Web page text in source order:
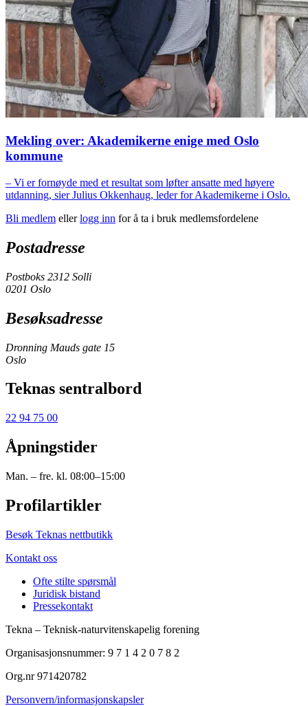
Mekling over: Akademikerne enige med Oslo
kommune
– Vi er fornøyde med et resultat som løfter ansatte med høyere
utdanning, sier Julius Okkenhaug, leder for Akademikerne i Oslo.
Bli medlem ellerlogg inn for å ta i bruk medlemsfordelene
Postadresse
Postboks 2312 Solli
0201 Oslo
Besøksadresse
Dronning Mauds gate 15
Oslo
Teknas sentralbord
22 94 75 00
Åpningstider
Man. – fre. kl. 08:00–15:00
Profilartikler
Besøk Teknas nettbutikk
Kontakt oss
Ofte stilte spørsmål
Juridisk bistand
Pressekontakt
Tekna – Teknisk-naturvitenskapelig forening
Organisasjonsnummer: 9 7 1 4 2 0 7 8 2
Org.nr 971420782
Personvern/informasjonskapsler